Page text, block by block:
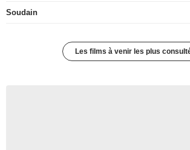
Soudain
Les films à venir les plus